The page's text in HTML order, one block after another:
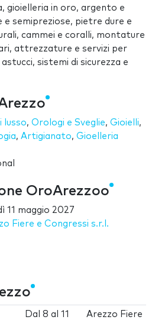
gioielleria in oro, argento e
semipreziose, pietre dure e
cammei e coralli, montature
attrezzature e servizi per
sistemi di sicurezza e
lusso, Orologi e Sveglie, Gioielli,
, Artigianato, Gioelleria
OroArezzoo
11 maggio 2027
Fiere e Congressi s.r.l.
Dal8 al11
Arezzo Fiere